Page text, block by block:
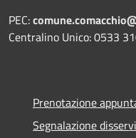
PEC:
Centralino Unico: 0533
Prenotazione
Segnalazione